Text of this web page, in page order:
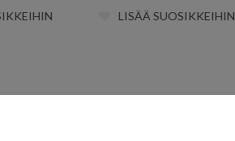
LISÄÄ SUOSIKKEIHIN